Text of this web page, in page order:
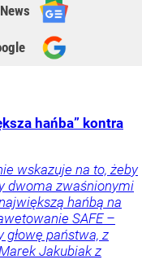
hańba” kontra
wskazuje na to, żeby
dwoma zwaśnionymi
hańbą na
SAFE –
państwa, z
Jakubiak z